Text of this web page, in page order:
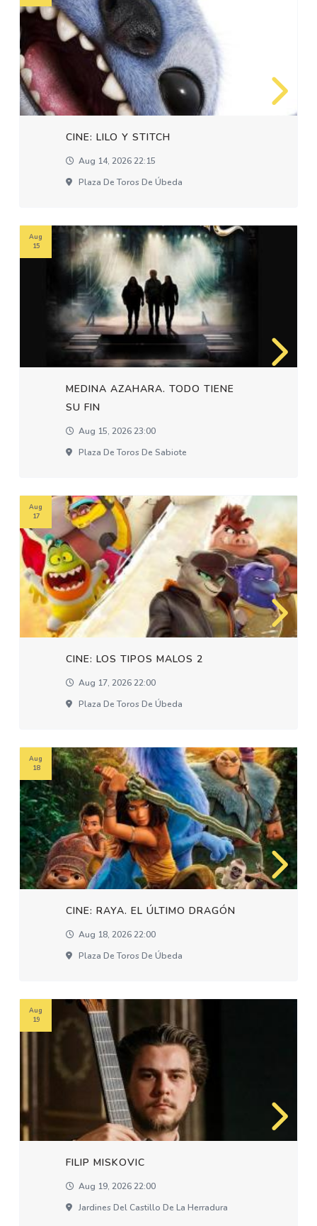
CINE: LILO Y STITCH
Aug 14, 2026 22:15
Plaza De Toros De Úbeda
MEDINA AZAHARA. TODO TIENE
SU FIN
Aug 15, 2026 23:00
Plaza De Toros De Sabiote
Aug
15
CINE: LOS TIPOS MALOS 2
Aug 17, 2026 22:00
Plaza De Toros De Úbeda
Aug
17
CINE: RAYA. EL ÚLTIMO DRAGÓN
Aug 18, 2026 22:00
Plaza De Toros De Úbeda
Aug
18
FILIP MISKOVIC
Aug 19, 2026 22:00
Jardines Del Castillo De La Herradura
Aug
19